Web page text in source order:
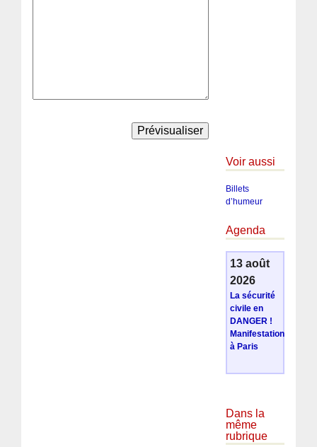
Voir aussi
Billets
d’humeur
Agenda
13 août
2026
La sécurité
civile en
DANGER !
Manifestation
à Paris
Dans la
même
rubrique